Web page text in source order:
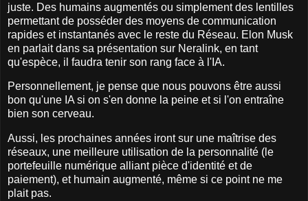
juste. Des humains augmentés ou simplement des lentilles
permettant de posséder des moyens de communication
rapides et instantanés avec le reste du Réseau. Elon Musk
en parlait dans sa présentation sur Neralink, en tant
qu'espèce, il faudra tenir son rang face à l'IA.
Personnellement, je pense que nous pouvons être aussi
bon qu'une IA si on s'en donne la peine et si l'on entraîne
bien son cerveau.
Aussi, les prochaines années iront sur une maîtrise des
réseaux, une meilleure utilisation de la personnalité (le
portefeuille numérique alliant pièce d'identité et de
paiement), et humain augmenté, même si ce point ne me
plait pas.